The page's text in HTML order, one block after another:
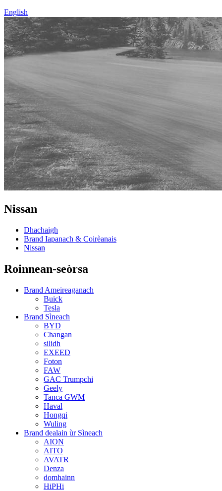
English
Nissan
Dhachaigh
Brand Iapanach & Coirèanais
Nissan
Roinnean-seòrsa
Brand Ameireaganach
Buick
Tesla
Brand Sìneach
BYD
Changan
silidh
EXEED
Foton
FAW
GAC Trumpchi
Geely
Tanca GWM
Haval
Hongqi
Wuling
Brand dealain ùr Sìneach
AION
AITO
AVATR
Denza
domhainn
HiPHi